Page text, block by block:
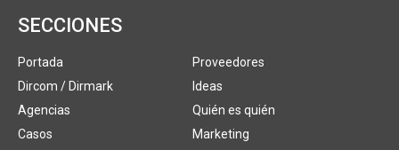
SECCIONES
Portada
Dircom / Dirmark
Agencias
Casos
Proveedores
Ideas
Quién es quién
Marketing